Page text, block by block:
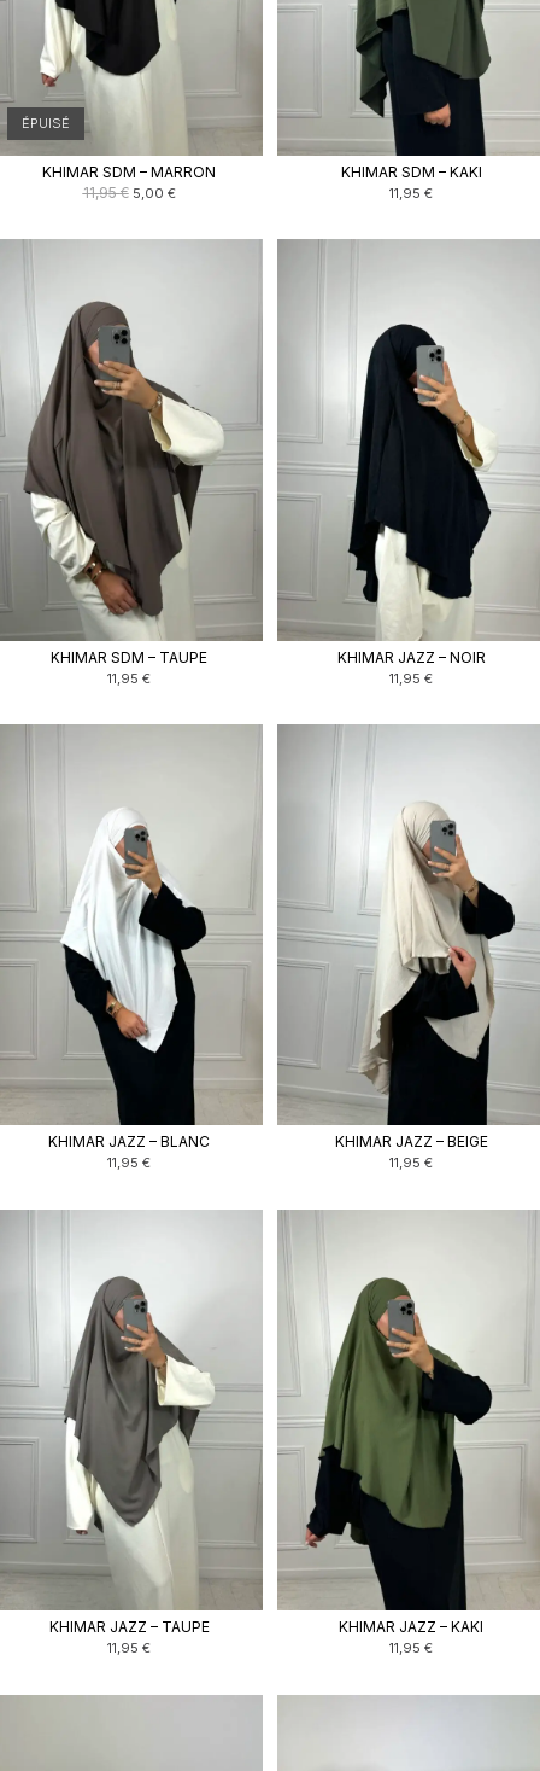
ÉPUISÉ
KHIMAR SDM – MARRON
11,95€ Le
prix
était :
5,00 €Le
est :
KHIMAR SDM – KAKI
11,95 €
KHIMAR SDM – TAUPE
11,95 €
KHIMAR JAZZ – NOIR
11,95 €
KHIMAR JAZZ – BLANC
11,95 €
KHIMAR JAZZ – BEIGE
11,95 €
KHIMAR JAZZ – TAUPE
11,95 €
KHIMAR JAZZ – KAKI
11,95 €